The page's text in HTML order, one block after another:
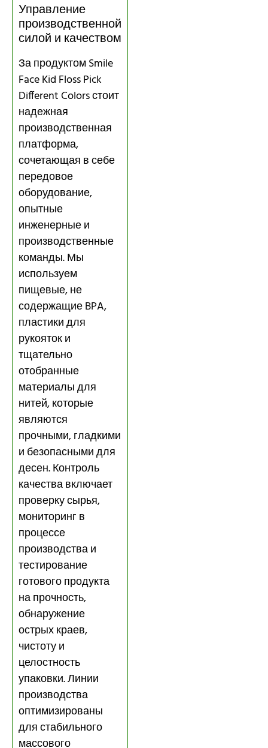
Управление
производственной
силой и качеством
За продуктом Smile
Face Kid Floss Pick
Different Colors стоит
надежная
производственная
платформа,
сочетающая в себе
передовое
оборудование,
опытные
инженерные и
производственные
команды. Мы
используем
пищевые, не
содержащие BPA,
пластики для
рукояток и
тщательно
отобранные
материалы для
нитей, которые
являются
прочными, гладкими
и безопасными для
десен. Контроль
качества включает
проверку сырья,
мониторинг в
процессе
производства и
тестирование
готового продукта
на прочность,
обнаружение
острых краев,
чистоту и
целостность
упаковки. Линии
производства
оптимизированы
для стабильного
массового